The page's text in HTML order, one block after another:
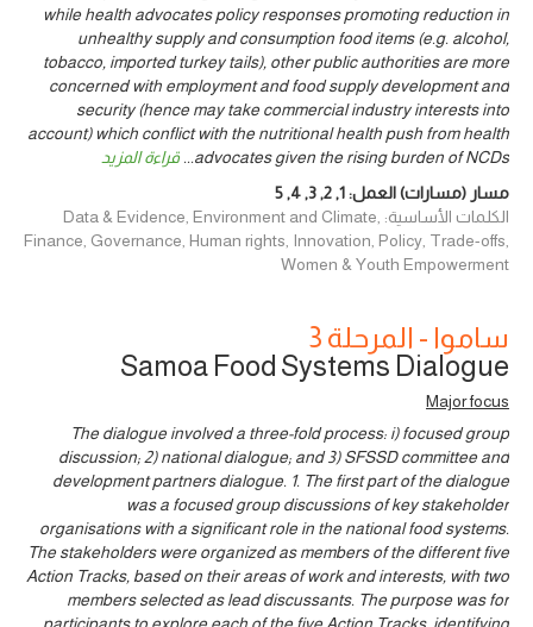
while health advocates policy responses promoting reduction in
unhealthy supply and consumption food items (e.g. alcohol,
tobacco, imported turkey tails), other public authorities are more
concerned with employment and food supply development and
security (hence may take commercial industry interests into
account) which conflict with the nutritional health push from health
advocates given the rising burden of NCDs
... قراءة المزيد
مسار (مسارات) العمل:1
,
2
,
3
,
4
,
5
الكلمات الأساسية: Data & Evidence, Environment and Climate,
Finance, Governance, Human rights, Innovation, Policy, Trade-offs,
Women & Youth Empowerment
ساموا - المرحلة 3
Samoa Food Systems Dialogue
Major focus
The dialogue involved a three-fold process: i) focused group
discussion; 2) national dialogue; and 3) SFSSD committee and
development partners dialogue. 1. The first part of the dialogue
was a focused group discussions of key stakeholder
organisations with a significant role in the national food systems.
The stakeholders were organized as members of the different five
Action Tracks, based on their areas of work and interests, with two
members selected as lead discussants. The purpose was for
participants to explore each of the five Action Tracks, identifying